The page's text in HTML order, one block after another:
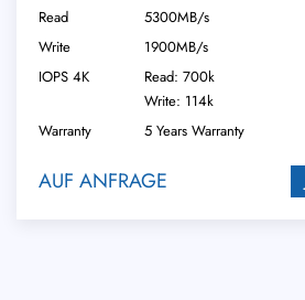
Read
5300MB/s
Write
1900MB/s
IOPS 4K
Read: 700k
Write: 114k
Warranty
5 Years Warranty
AUF ANFRAGE